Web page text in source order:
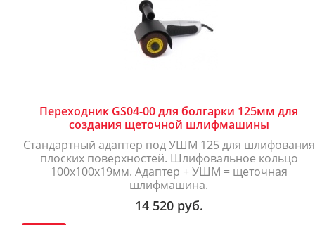
Переходник GS04-00 для болгарки 125мм для
создания щеточной шлифмашины
Стандартный адаптер под УШМ 125 для шлифования
плоских поверхностей. Шлифовальное кольцо
100х100х19мм. Адаптер + УШМ = щеточная
шлифмашина.
14 520 руб.